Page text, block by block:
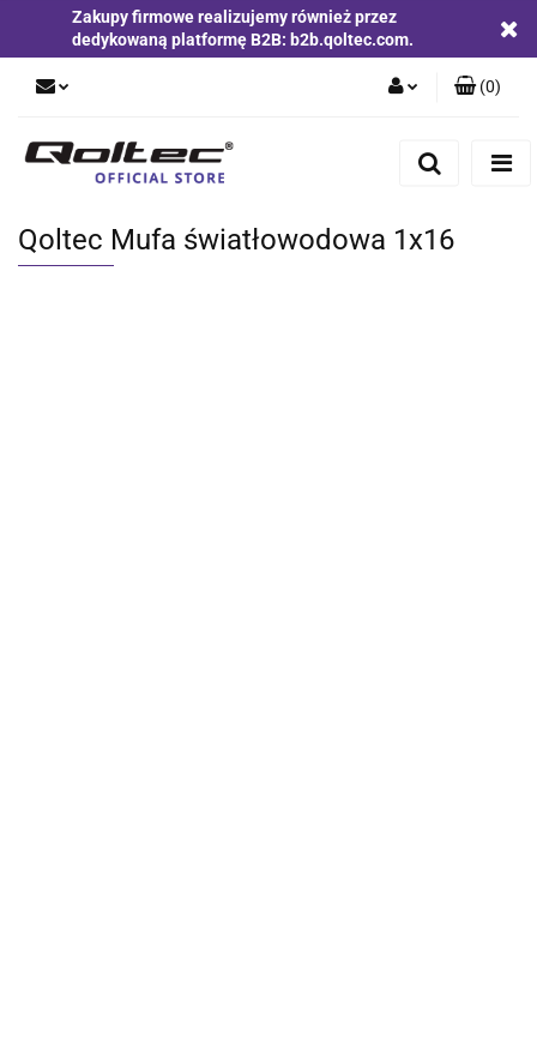
Zakupy firmowe realizujemy również przez
dedykowaną platformę B2B: b2b.qoltec.com.
Zgody cookies
(0)
Qoltec Mufa światłowodowa 1x16